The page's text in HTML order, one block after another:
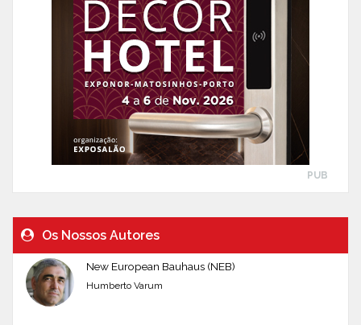
PUB
Os Nossos Autores
New European Bauhaus (NEB)
Humberto Varum